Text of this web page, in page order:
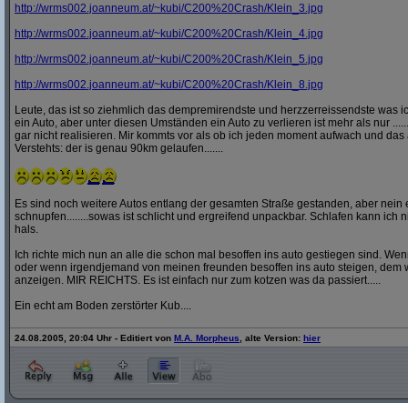
http://wrms002.joanneum.at/~kubi/C200%20Crash/Klein_3.jpg
http://wrms002.joanneum.at/~kubi/C200%20Crash/Klein_4.jpg
http://wrms002.joanneum.at/~kubi/C200%20Crash/Klein_5.jpg
http://wrms002.joanneum.at/~kubi/C200%20Crash/Klein_8.jpg
Leute, das ist so ziehmlich das dempremirendste und herzzerreissendste was
ein Auto, aber unter diesen Umständen ein Auto zu verlieren ist mehr als nur
gar nicht realisieren. Mir kommts vor als ob ich jeden moment aufwach und das
Verstehts: der is genau 90km gelaufen.......
Es sind noch weitere Autos entlang der gesamten Straße gestanden, aber nein
schnupfen........sowas ist schlicht und ergreifend unpackbar. Schlafen kann ich
hals.
Ich richte mich nun an alle die schon mal besoffen ins auto gestiegen sind.
oder wenn irgendjemand von meinen freunden besoffen ins auto steigen, dem
anzeigen. MIR REICHTS. Es ist einfach nur zum kotzen was da passiert.....
Ein echt am Boden zerstörter Kub....
24.08.2005, 20:04 Uhr - Editiert von M.A. Morpheus , alte Version: hier